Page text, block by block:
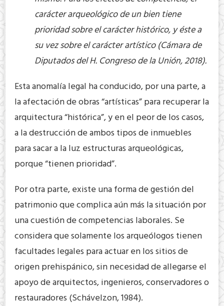
carácter arqueológico de un bien tiene
prioridad sobre el carácter histórico, y éste a
su vez sobre el carácter artístico (Cámara de
Diputados del H. Congreso de la Unión, 2018).
Esta anomalía legal ha conducido, por una parte, a
la afectación de obras “artísticas” para recuperar la
arquitectura “histórica”, y en el peor de los casos,
a la destrucción de ambos tipos de inmuebles
para sacar a la luz estructuras arqueológicas,
porque “tienen prioridad”.
Por otra parte, existe una forma de gestión del
patrimonio que complica aún más la situación por
una cuestión de competencias laborales. Se
considera que solamente los arqueólogos tienen
facultades legales para actuar en los sitios de
origen prehispánico, sin necesidad de allegarse el
apoyo de arquitectos, ingenieros, conservadores o
restauradores (Schávelzon, 1984).